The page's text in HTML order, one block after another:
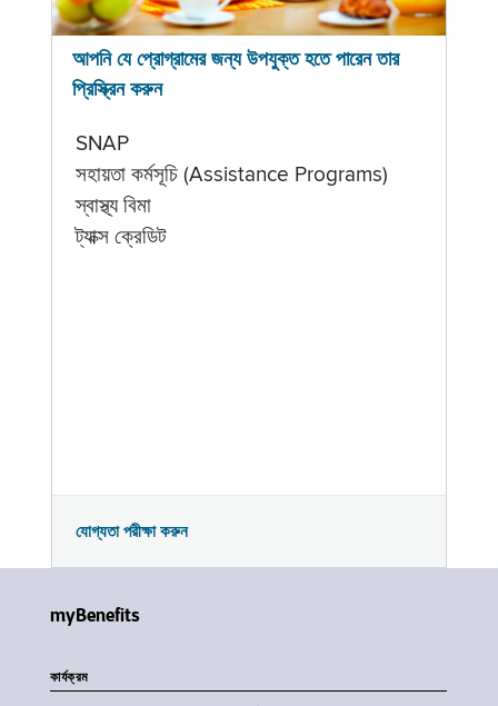
আপনি যে প্রোগ্রামের জন্য উপযুক্ত হতে পারেন তার
প্রিস্ক্রিন করুন
SNAP
সহায়তা কর্মসূচি (Assistance Programs)
স্বাস্থ্য বিমা
ট্যাক্স ক্রেডিট
যোগ্যতা পরীক্ষা করুন
myBenefits
কার্যক্রম